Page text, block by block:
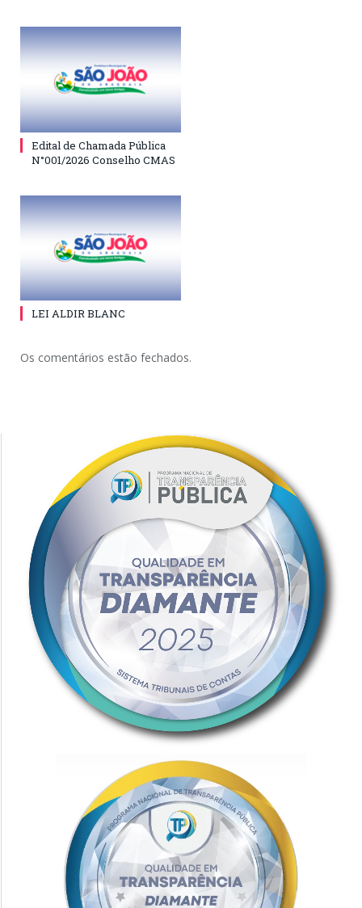
Edital de Chamada Pública
N°001/2026 Conselho CMAS
LEI ALDIR BLANC
Os comentários estão fechados.